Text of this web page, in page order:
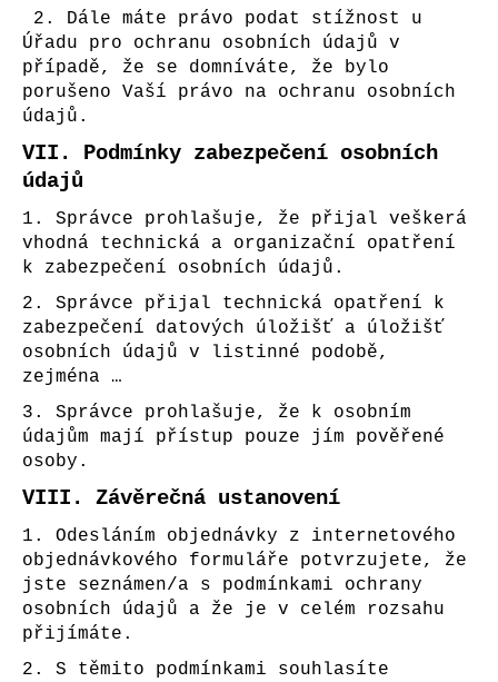
2. Dále máte právo podat stížnost u
Úřadu pro ochranu osobních údajů v
případě, že se domníváte, že bylo
porušeno Vaší právo na ochranu osobních
údajů.
VII. Podmínky zabezpečení osobních
údajů
1. Správce prohlašuje, že přijal veškerá
vhodná technická a organizační opatření
k zabezpečení osobních údajů.
2. Správce přijal technická opatření k
zabezpečení datových úložišť a úložišť
osobních údajů v listinné podobě,
zejména …
3. Správce prohlašuje, že k osobním
údajům mají přístup pouze jím pověřené
osoby.
VIII. Závěrečná ustanovení
1. Odesláním objednávky z internetového
objednávkového formuláře potvrzujete, že
jste seznámen/a s podmínkami ochrany
osobních údajů a že je v celém rozsahu
přijímáte.
2. S těmito podmínkami souhlasíte